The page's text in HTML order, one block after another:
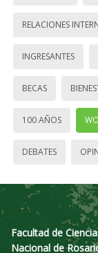
RELACIONES
INGRESANTES
BECAS
100 AÑOS
DEBATES
Facultad de
Nacional de